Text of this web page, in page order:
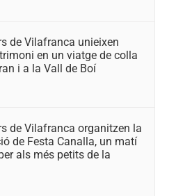
de Vilafranca unieixen
en un viatge de colla
i a la Vall de Boí
de Vilafranca organitzen la
de Festa Canalla, un matí
als més petits de la